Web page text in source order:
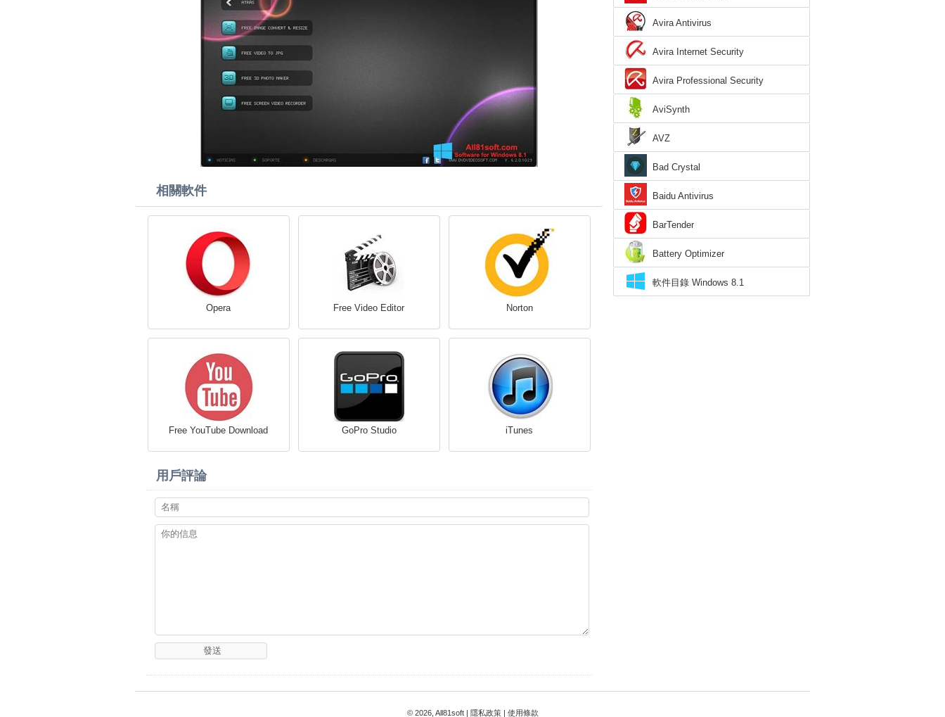
相關軟件
Opera Free Video Editor Norton
Free YouTube Download GoPro Studio iTunes
用戶評論
Avira Antivirus
Avira Internet Security
Avira Professional Security
AviSynth
AVZ
Bad Crystal
Baidu Antivirus
BarTender
Battery Optimizer
軟件目錄 Windows 8.1
© 2026, All81soft | 隱私政策| 使用條款